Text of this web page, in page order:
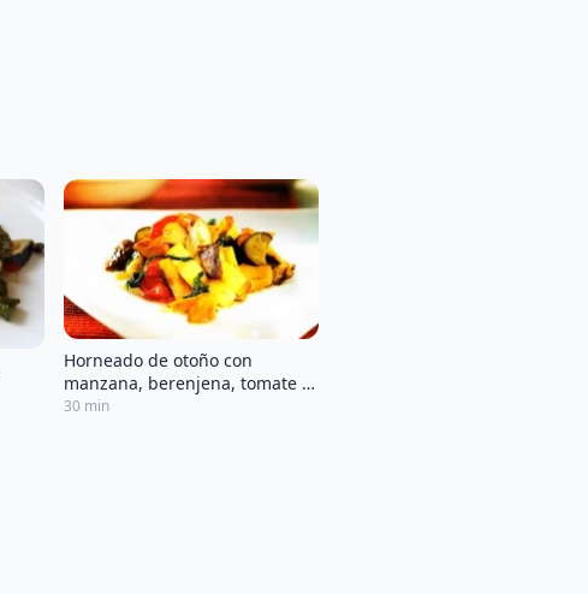
Horneado de otoño con
manzana, berenjena, tomate y
setas
30 min